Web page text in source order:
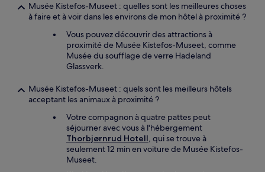
Musée Kistefos-Museet : quelles sont les meilleures choses
à faire et à voir dans les environs de mon hôtel à proximité ?
Vous pouvez découvrir des attractions à
proximité de Musée Kistefos-Museet, comme
Musée du soufflage de verre Hadeland
Glassverk.
Musée Kistefos-Museet : quels sont les meilleurs hôtels
acceptant les animaux à proximité ?
Votre compagnon à quatre pattes peut
séjourner avec vous à l'hébergement
Thorbjørnrud Hotell, qui se trouve à
seulement 12 min en voiture de Musée Kistefos-
Museet.